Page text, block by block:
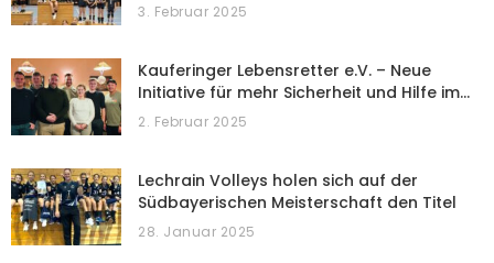
3. Februar 2025
Kauferinger Lebensretter e.V. – Neue
Initiative für mehr Sicherheit und Hilfe im…
2. Februar 2025
Lechrain Volleys holen sich auf der
Südbayerischen Meisterschaft den Titel
28. Januar 2025